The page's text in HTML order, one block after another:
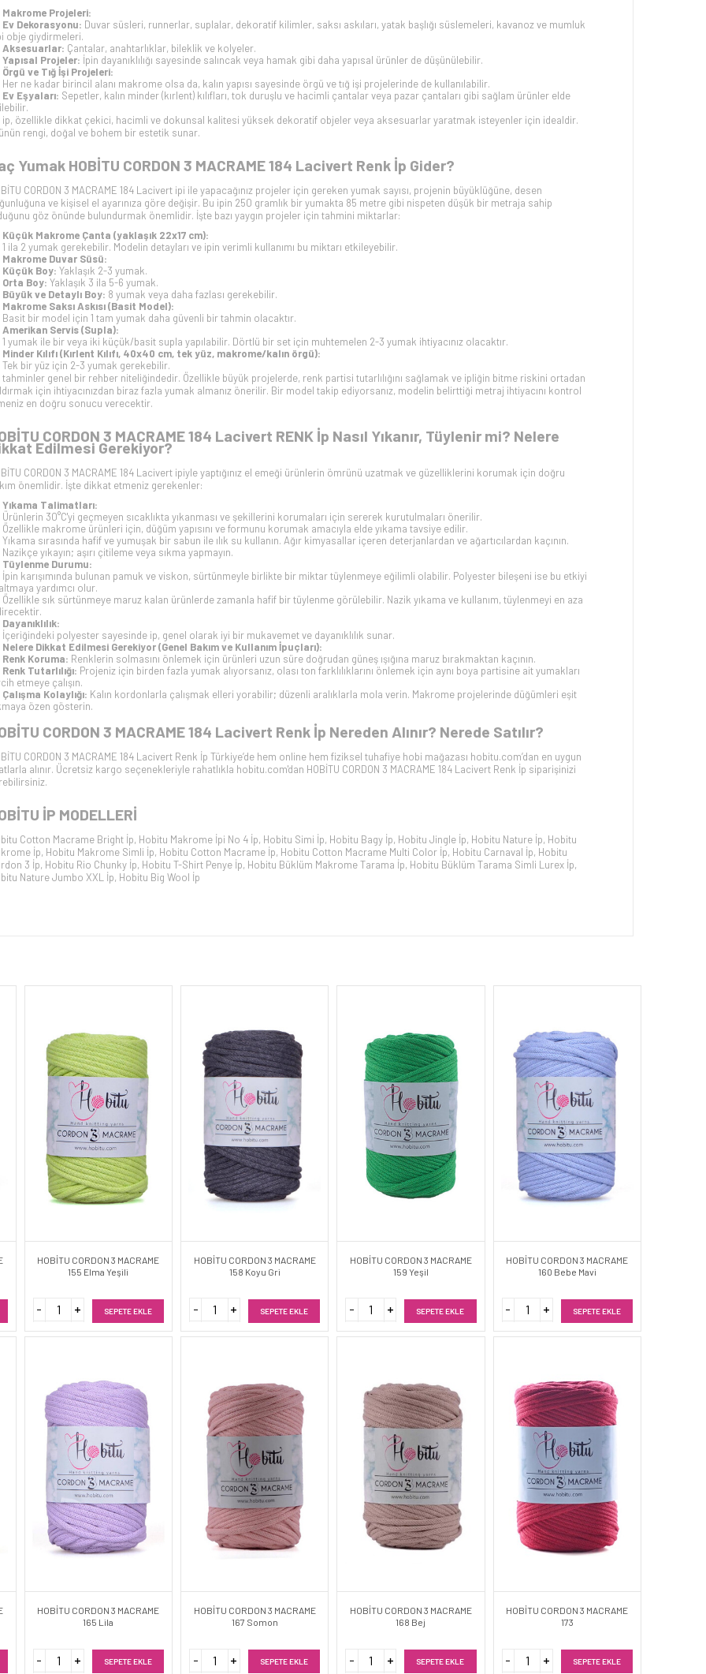
Makrome Projeleri:
Ev Dekorasyonu: Duvar süsleri, runnerlar, suplalar, dekoratif kilimler, saksı askıları, yatak başlığı süslemeleri, kavanoz ve mumluk
obje giydirmeleri.
Aksesuarlar: Çantalar, anahtarlıklar, bileklik ve kolyeler.
Yapısal Projeler: İpin dayanıklılığı sayesinde salıncak veya hamak gibi daha yapısal ürünler de düşünülebilir.
Örgü ve Tığ İşi Projeleri:
Her ne kadar birincil alanı makrome olsa da, kalın yapısı sayesinde örgü ve tığ işi projelerinde de kullanılabilir.
Ev Eşyaları: Sepetler, kalın minder (kırlent) kılıfları, tok duruşlu ve hacimli çantalar veya pazar çantaları gibi sağlam ürünler elde
ip, özellikle dikkat çekici, hacimli ve dokunsal kalitesi yüksek dekoratif objeler veya aksesuarlar yaratmak isteyenler için idealdir.
rengi, doğal ve bohem bir estetik sunar.
Yumak HOBİTU CORDON 3 MACRAME 184 Lacivert Renk İp Gider?
CORDON 3 MACRAME 184 Lacivert ipi ile yapacağınız projeler için gereken yumak sayısı, projenin büyüklüğüne, desen
ve kişisel el ayarınıza göre değişir. Bu ipin 250 gramlık bir yumakta 85 metre gibi nispeten düşük bir metraja sahip
göz önünde bulundurmak önemlidir. İşte bazı yaygın projeler için tahmini miktarlar:
Küçük Makrome Çanta (yaklaşık 22x17 cm):
1 ila 2 yumak gerekebilir. Modelin detayları ve ipin verimli kullanımı bu miktarı etkileyebilir.
Makrome Duvar Süsü:
Küçük Boy: Yaklaşık 2-3 yumak.
Orta Boy: Yaklaşık 3 ila 5-6 yumak.
Büyük ve Detaylı Boy: 8 yumak veya daha fazlası gerekebilir.
Makrome Saksı Askısı (Basit Model):
Basit bir model için 1 tam yumak daha güvenli bir tahmin olacaktır.
Amerikan Servis (Supla):
1 yumak ile bir veya iki küçük/basit supla yapılabilir. Dörtlü bir set için muhtemelen 2-3 yumak ihtiyacınız olacaktır.
Minder Kılıfı (Kırlent Kılıfı, 40x40 cm, tek yüz, makrome/kalın örgü):
Tek bir yüz için 2-3 yumak gerekebilir.
tahminler genel bir rehber niteliğindedir. Özellikle büyük projelerde, renk partisi tutarlılığını sağlamak ve ipliğin bitme riskini ortadan
için ihtiyacınızdan biraz fazla yumak almanız önerilir. Bir model takip ediyorsanız, modelin belirttiği metraj ihtiyacını kontrol
en doğru sonucu verecektir.
CORDON 3 MACRAME 184 Lacivert RENK İp Nasıl Yıkanır, Tüylenir mi? Nelere
Edilmesi Gerekiyor?
CORDON 3 MACRAME 184 Lacivert ipiyle yaptığınız el emeği ürünlerin ömrünü uzatmak ve güzelliklerini korumak için doğru
önemlidir. İşte dikkat etmeniz gerekenler:
Yıkama Talimatları:
Ürünlerin 30°C'yi geçmeyen sıcaklıkta yıkanması ve şekillerini korumaları için sererek kurutulmaları önerilir.
Özellikle makrome ürünleri için, düğüm yapısını ve formunu korumak amacıyla elde yıkama tavsiye edilir.
Yıkama sırasında hafif ve yumuşak bir sabun ile ılık su kullanın. Ağır kimyasallar içeren deterjanlardan ve ağartıcılardan kaçının.
Nazikçe yıkayın; aşırı çitileme veya sıkma yapmayın.
Tüylenme Durumu:
İpin karışımında bulunan pamuk ve viskon, sürtünmeyle birlikte bir miktar tüylenmeye eğilimli olabilir. Polyester bileşeni ise bu etkiyi
yardımcı olur.
Özellikle sık sürtünmeye maruz kalan ürünlerde zamanla hafif bir tüylenme görülebilir. Nazik yıkama ve kullanım, tüylenmeyi en aza
Dayanıklılık:
İçeriğindeki polyester sayesinde ip, genel olarak iyi bir mukavemet ve dayanıklılık sunar.
Nelere Dikkat Edilmesi Gerekiyor (Genel Bakım ve Kullanım İpuçları):
Renk Koruma: Renklerin solmasını önlemek için ürünleri uzun süre doğrudan güneş ışığına maruz bırakmaktan kaçının.
Renk Tutarlılığı: Projeniz için birden fazla yumak alıyorsanız, olası ton farklılıklarını önlemek için aynı boya partisine ait yumakları
etmeye çalışın.
Çalışma Kolaylığı: Kalın kordonlarla çalışmak elleri yorabilir; düzenli aralıklarla mola verin. Makrome projelerinde düğümleri eşit
özen gösterin.
CORDON 3 MACRAME 184 Lacivert Renk İp Nereden Alınır? Nerede Satılır?
CORDON 3 MACRAME 184 Lacivert Renk İp Türkiye’de hem online hem fiziksel tuhafiye hobi mağazası hobitu.com’dan en uygun
alınır. Ücretsiz kargo seçenekleriyle rahatlıkla hobitu.com'dan HOBİTU CORDON 3 MACRAME 184 Lacivert Renk İp siparişinizi
İP MODELLERİ
Cotton Macrame Bright İp, Hobitu Makrome İpi No 4 İp, Hobitu Simi İp, Hobitu Bagy İp, Hobitu Jingle İp, Hobitu Nature İp, Hobitu
İp, Hobitu Makrome Simli İp, Hobitu Cotton Macrame İp, Hobitu Cotton Macrame Multi Color İp, Hobitu Carnaval İp, Hobitu
3 İp, Hobitu Rio Chunky İp, Hobitu T-Shirt Penye İp, Hobitu Büklüm Makrome Tarama İp, Hobitu Büklüm Tarama Simli Lurex İp,
Nature Jumbo XXL İp, Hobitu Big Wool İp
HOBİTU CORDON 3 MACRAME
155 Elma Yeşili
SEPETE EKLE
HOBİTU CORDON 3 MACRAME
158 Koyu Gri
SEPETE EKLE
HOBİTU CORDON 3 MACRAME
159 Yeşil
SEPETE EKLE
HOBİTU CORDON 3 MACRAME
160 Bebe Mavi
SEPETE EKLE
HOBİTU CORDON 3 MACRAME
165 Lila
SEPETE EKLE
HOBİTU CORDON 3 MACRAME
167 Somon
SEPETE EKLE
HOBİTU CORDON 3 MACRAME
168 Bej
SEPETE EKLE
HOBİTU CORDON 3 MACRAME
173
SEPETE EKLE